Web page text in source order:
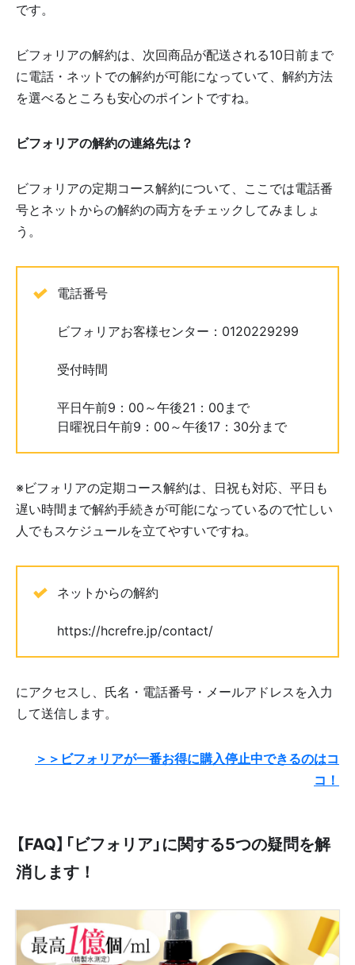
です。
ビフォリアの解約は、次回商品が配送される10日前まで
に電話・ネットでの解約が可能になっていて、解約方法
を選べるところも安心のポイントですね。
ビフォリアの解約の連絡先は？
ビフォリアの定期コース解約について、ここでは電話番
号とネットからの解約の両方をチェックしてみましょ
う。
電話番号
ビフォリアお客様センター：0120229299
受付時間
平日午前9：00～午後21：00まで
日曜祝日午前9：00～午後17：30分まで
※ビフォリアの定期コース解約は、日祝も対応、平日も
遅い時間まで解約手続きが可能になっているので忙しい
人でもスケジュールを立てやすいですね。
ネットからの解約
https://hcrefre.jp/contact/
にアクセスし、氏名・電話番号・メールアドレスを入力
して送信します。
＞＞ビフォリアが一番お得に購入停止中できるのはコ
コ！
【FAQ】「ビフォリア」に関する5つの疑問を解
消します！